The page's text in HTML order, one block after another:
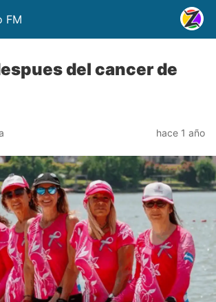
FM
del cancer de
hace 1 año